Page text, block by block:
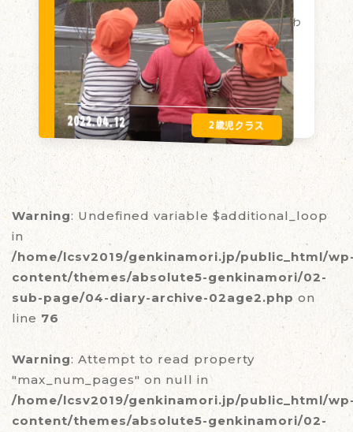
2022.04.12
さあ、今日は何をして遊ぼうかな。 お外に出
て、にこにこ山のすべり台に集まり出した、ひまわ
り組。 上から座って滑られる子どもや、お腹を
つけて滑り降りる子ども、 すごいね。と見ている
子どもなど 様々な楽しみ方があるようでした。
また、すべり台で遊ぼうね。
Warning: Undefined variable $additional_loop
in
/home/lcsv2019/genkinamori.jp/public_html/
content/themes/absolute5-genkinamori/02-
sub-page/04-diary-archive-02age2.php on
line 76
Warning: Attempt to read property
"max_num_pages" on null in
/home/lcsv2019/genkinamori.jp/public_html/
content/themes/absolute5-genkinamori/02-